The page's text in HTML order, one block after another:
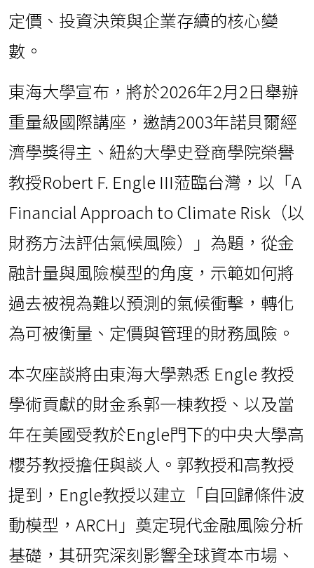
定價、投資決策與企業存續的核心變
數。
東海大學宣布，將於2026年2月2日舉辦
重量級國際講座，邀請2003年諾貝爾經
濟學獎得主、紐約大學史登商學院榮譽
教授Robert F. Engle III蒞臨台灣，以「A
Financial Approach to Climate Risk（以
財務方法評估氣候風險）」為題，從金
融計量與風險模型的角度，示範如何將
過去被視為難以預測的氣候衝擊，轉化
為可被衡量、定價與管理的財務風險。
本次座談將由東海大學熟悉 Engle 教授
學術貢獻的財金系郭一棟教授、以及當
年在美國受教於Engle門下的中央大學高
櫻芬教授擔任與談人。郭教授和高教授
提到，Engle教授以建立「自回歸條件波
動模型，ARCH」奠定現代金融風險分析
基礎，其研究深刻影響全球資本市場、